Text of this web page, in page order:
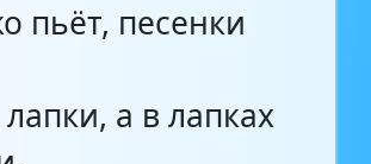
пьёт, песенки
а в лапках